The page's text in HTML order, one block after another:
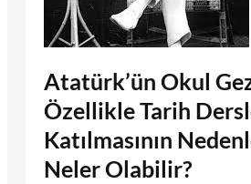
Atatürk’ün Okul
Özellikle Tarih
Katılmasının
Neler Olabilir?